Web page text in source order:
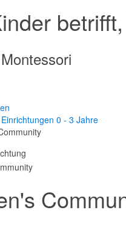
0 - 3 Jahre